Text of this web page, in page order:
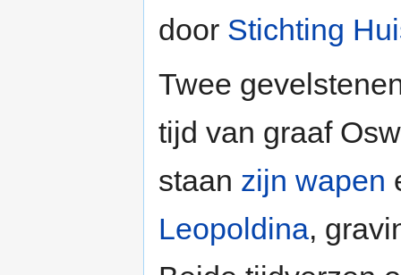
door Stichting
Twee
tijd van graaf
staan zijn wapen
Leopoldina,